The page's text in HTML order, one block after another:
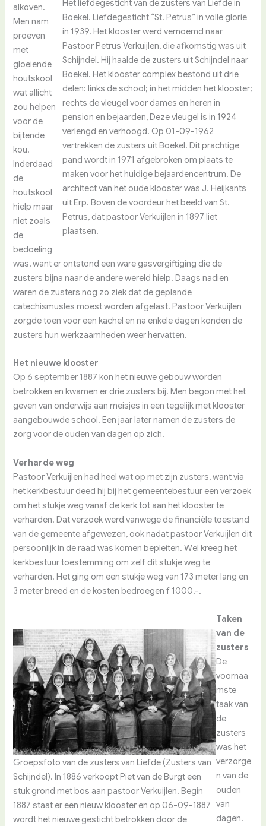
Het liefdegesticht van de zusters van Liefde in
Boekel. Liefdegesticht “St. Petrus” in volle glorie
in 1939. Het klooster werd vernoemd naar
Pastoor Petrus Verkuijlen, die afkomstig was uit
Schijndel. Hij haalde de zusters uit Schijndel naar
Boekel. Het klooster complex bestond uit drie
delen: links de school; in het midden het klooster;
rechts de vleugel voor dames en heren in
pension en bejaarden, Deze vleugel is in 1924
verlengd en verhoogd. Op 01-09-1962
vertrekken de zusters uit Boekel. Dit prachtige
pand wordt in 1971 afgebroken om plaats te
maken voor het huidige bejaardencentrum. De
architect van het oude klooster was J. Heijkants
uit Erp. Boven de voordeur het beeld van St.
Petrus, dat pastoor Verkuijlen in 1897 liet
plaatsen.
alkoven.
Men nam
proeven
met
gloeiende
houtskool
wat allicht
zou helpen
voor de
bijtende
kou.
Inderdaad
de
houtskool
hielp maar
niet zoals
de
bedoeling
was, want er ontstond een ware gasvergiftiging die de
zusters bijna naar de andere wereld hielp. Daags nadien
waren de zusters nog zo ziek dat de geplande
catechismusles moest worden afgelast. Pastoor Verkuijlen
zorgde toen voor een kachel en na enkele dagen konden de
zusters hun werkzaamheden weer hervatten.
Het nieuwe klooster
Op 6 september 1887 kon het nieuwe gebouw worden
betrokken en kwamen er drie zusters bij. Men begon met het
geven van onderwijs aan meisjes in een tegelijk met klooster
aangebouwde school. Een jaar later namen de zusters de
zorg voor de ouden van dagen op zich.
Verharde weg
Pastoor Verkuijlen had heel wat op met zijn zusters, want via
het kerkbestuur deed hij bij het gemeentebestuur een verzoek
om het stukje weg vanaf de kerk tot aan het klooster te
verharden. Dat verzoek werd vanwege de financiële toestand
van de gemeente afgewezen, ook nadat pastoor Verkuijlen dit
persoonlijk in de raad was komen bepleiten. Wel kreeg het
kerkbestuur toestemming om zelf dit stukje weg te
verharden. Het ging om een stukje weg van 173 meter lang en
3 meter breed en de kosten bedroegen f 1000,-.
Groepsfoto van de zusters van Liefde (Zusters van
Schijndel). In 1886 verkoopt Piet van de Burgt een
stuk grond met bos aan pastoor Verkuijlen. Begin
1887 staat er een nieuw klooster en op 06-09-1887
wordt het nieuwe gesticht betrokken door de
Taken
van de
zusters
De
voornaa
mste
taak van
de
zusters
was het
verzorge
n van de
ouden
van
dagen.